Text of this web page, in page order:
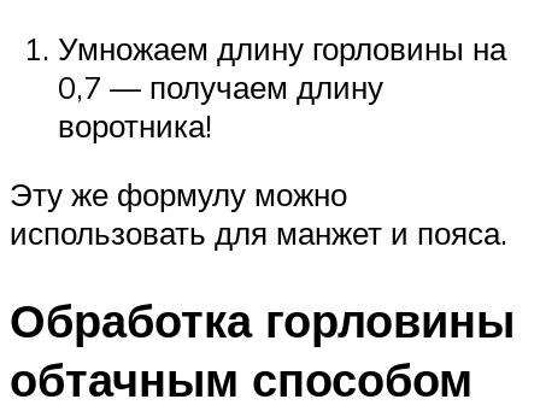
Умножаем длину горловины на
0,7 — получаем длину
воротника!
Эту же формулу можно
использовать для манжет и пояса.
Обработка горловины
обтачным способом